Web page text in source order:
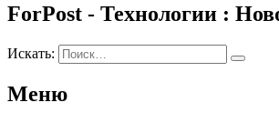
ForPost - Технологии :
Искать:
Меню